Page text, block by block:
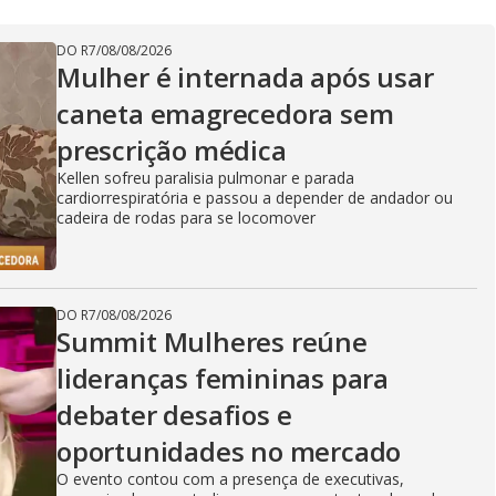
DO R7/08/08/2026
Mulher é internada após usar
caneta emagrecedora sem
prescrição médica
Kellen sofreu paralisia pulmonar e parada
cardiorrespiratória e passou a depender de andador ou
cadeira de rodas para se locomover
DO R7/08/08/2026
Summit Mulheres reúne
lideranças femininas para
debater desafios e
oportunidades no mercado
O evento contou com a presença de executivas,